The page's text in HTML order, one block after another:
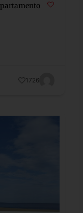
1726